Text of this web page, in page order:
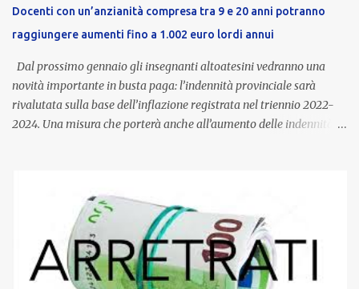
Docenti con un’anzianità compresa tra 9 e 20 anni potranno
raggiungere aumenti fino a 1.002 euro lordi annui
Dal prossimo gennaio gli insegnanti altoatesini vedranno una
novità importante in busta paga: l’indennità provinciale sarà
rivalutata sulla base dell’inflazione registrata nel triennio 2022-
2024. Una misura che porterà anche all’aumento delle indennità di
dedicato alle donne vittime di violenza di genere, in linea con la
normativa nazionale e con l’obiettivo di offrire maggiore tutela e
supporto in situazioni delicate. L’indennità provinciale per i docenti
è un unicum in Italia: si tratta di una misura esclusiva della
Provincia autonoma di Bolzano, che integra in maniera stabile lo